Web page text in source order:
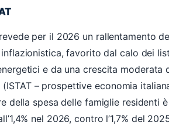
per il 2026 un rallentamento
favorito dal calo dei
e da una crescita moderata
– prospettive economia
della spesa delle famiglie residenti è
nel 2026, contro l’1,7% del